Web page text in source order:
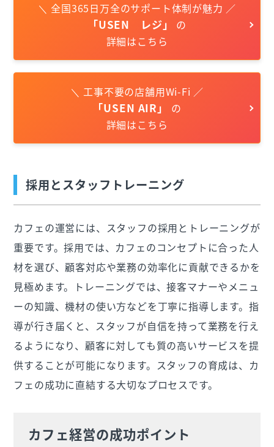
＼ 全国365日万全のサポート体制が魅力 ／
「USEN レジ」 の
詳細はこちら
＼ 工事不要の店舗用Wi-Fi ／
「USEN AIR」 の
詳細はこちら
採用とスタッフトレーニング
カフェの運営には、スタッフの採用とトレーニングが
重要です。採用では、カフェのコンセプトに合った人
材を選び、顧客対応や業務の効率化に貢献できるかを
見極めます。トレーニングでは、接客マナーやメニュ
ーの知識、機材の使い方などを丁寧に指導します。指
導が行き届くと、スタッフが自信を持って業務を行え
るようになり、顧客に対しても質の高いサービスを提
供することが可能になります。スタッフの育成は、カ
フェの成功に直結する大切なプロセスです。
カフェ経営の成功ポイント